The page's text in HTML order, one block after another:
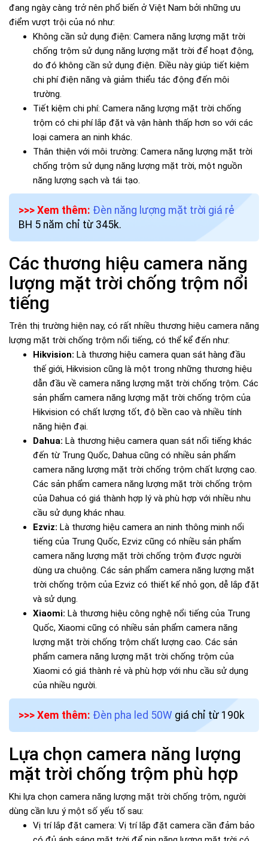
đang ngày càng trở nên phổ biến ở Việt Nam bởi những ưu
điểm vượt trội của nó như:
Không cần sử dụng điện: Camera năng lượng mặt trời
chống trộm sử dụng năng lượng mặt trời để hoạt động,
do đó không cần sử dụng điện. Điều này giúp tiết kiệm
chi phí điện năng và giảm thiểu tác động đến môi
trường.
Tiết kiệm chi phí: Camera năng lượng mặt trời chống
trộm có chi phí lắp đặt và vận hành thấp hơn so với các
loại camera an ninh khác.
Thân thiện với môi trường: Camera năng lượng mặt trời
chống trộm sử dụng năng lượng mặt trời, một nguồn
năng lượng sạch và tái tạo.
>>> Xem thêm: Đèn năng lượng mặt trời giá rẻ
BH 5 năm chỉ từ 345k.
Các thương hiệu camera năng
lượng mặt trời chống trộm nổi
tiếng
Trên thị trường hiện nay, có rất nhiều thương hiệu camera năng
lượng mặt trời chống trộm nổi tiếng, có thể kể đến như:
Hikvision: Là thương hiệu camera quan sát hàng đầu
thế giới, Hikvision cũng là một trong những thương hiệu
dẫn đầu về camera năng lượng mặt trời chống trộm. Các
sản phẩm camera năng lượng mặt trời chống trộm của
Hikvision có chất lượng tốt, độ bền cao và nhiều tính
năng hiện đại.
Dahua: Là thương hiệu camera quan sát nổi tiếng khác
đến từ Trung Quốc, Dahua cũng có nhiều sản phẩm
camera năng lượng mặt trời chống trộm chất lượng cao.
Các sản phẩm camera năng lượng mặt trời chống trộm
của Dahua có giá thành hợp lý và phù hợp với nhiều nhu
cầu sử dụng khác nhau.
Ezviz: Là thương hiệu camera an ninh thông minh nổi
tiếng của Trung Quốc, Ezviz cũng có nhiều sản phẩm
camera năng lượng mặt trời chống trộm được người
dùng ưa chuộng. Các sản phẩm camera năng lượng mặt
trời chống trộm của Ezviz có thiết kế nhỏ gọn, dễ lắp đặt
và sử dụng.
Xiaomi: Là thương hiệu công nghệ nổi tiếng của Trung
Quốc, Xiaomi cũng có nhiều sản phẩm camera năng
lượng mặt trời chống trộm chất lượng cao. Các sản
phẩm camera năng lượng mặt trời chống trộm của
Xiaomi có giá thành rẻ và phù hợp với nhu cầu sử dụng
của nhiều người.
>>> Xem thêm: Đèn pha led 50W giá chỉ từ 190k
Lựa chọn camera năng lượng
mặt trời chống trộm phù hợp
Khi lựa chọn camera năng lượng mặt trời chống trộm, người
dùng cần lưu ý một số yếu tố sau:
Vị trí lắp đặt camera: Vị trí lắp đặt camera cần đảm bảo